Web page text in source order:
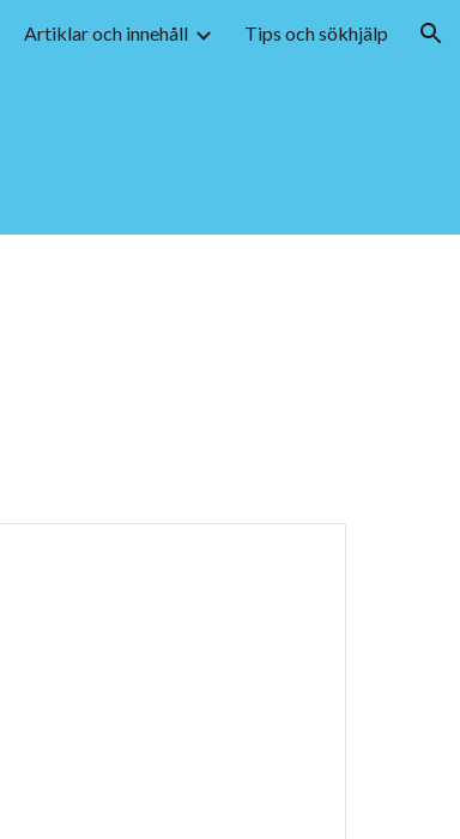
Artiklar och innehåll Tips och sökhjälp